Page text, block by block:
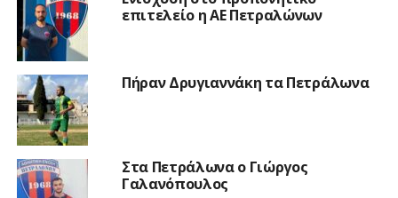
επιτελείο η ΑΕ Πετραλώνων
Πήραν Δρυγιαννάκη τα Πετράλωνα
Στα Πετράλωνα ο Γιώργος
Γαλανόπουλος